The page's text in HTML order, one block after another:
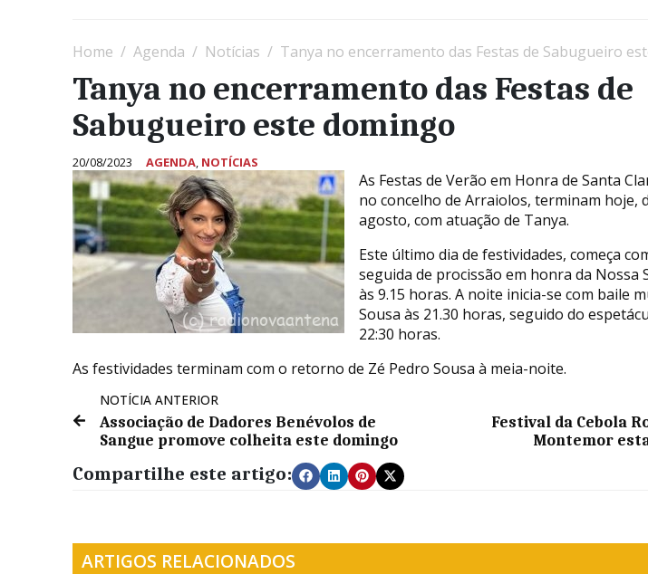
Home Agenda Notícias Tanya no encerramento das Festas de Sabugueiro
Tanya no encerramento das Festas de
Sabugueiro este domingo
20/08/2023 AGENDA, NOTÍCIAS
As Festas de Verão em Honra de Santa
no concelho de Arraiolos, terminam hoje,
agosto, com atuação de Tanya.
Este último dia de festividades, começa
seguida de procissão em honra da Nossa
às 9.15 horas. A noite inicia-se com baile
Sousa às 21.30 horas, seguido do
22:30 horas.
As festividades terminam com o retorno de Zé Pedro Sousa à meia-noite.
NOTÍCIA ANTERIOR
Associação de Dadores Benévolos de
Sangue promove colheita este domingo
Festival da Cebola
Montemor
Compartilhe este artigo:
ARTIGOS RELACIONADOS